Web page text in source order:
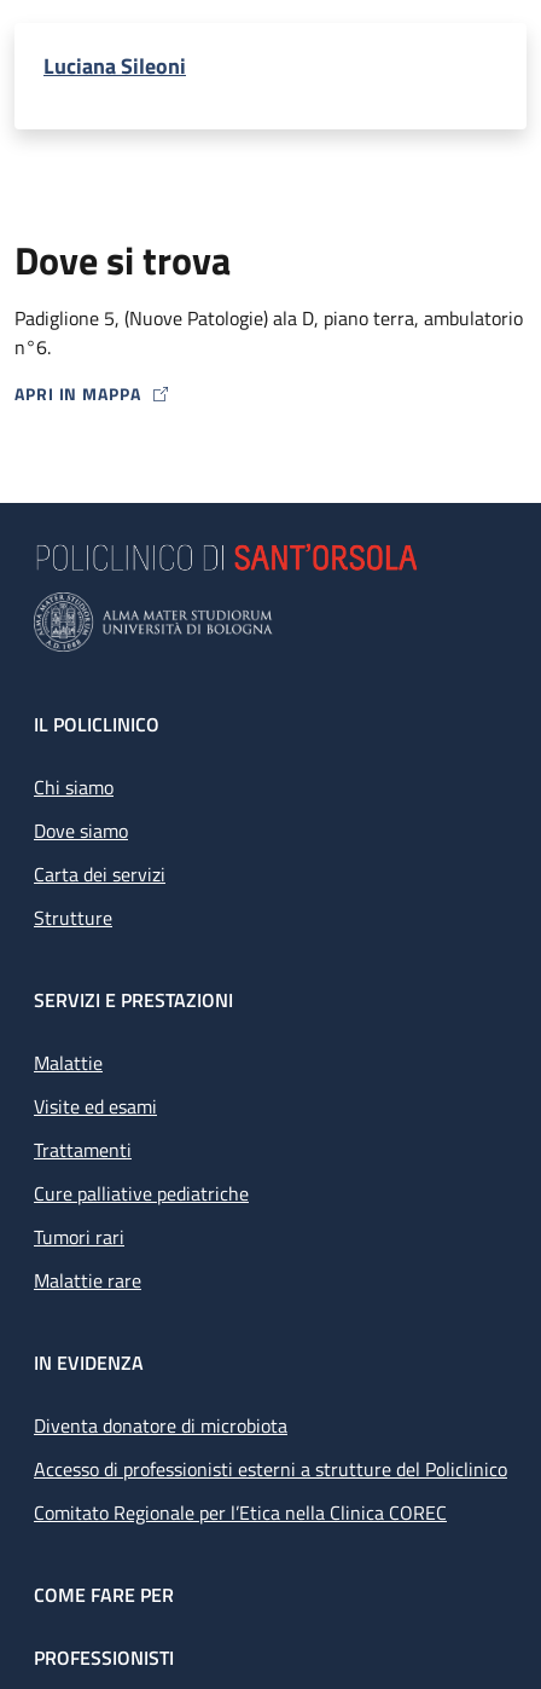
Luciana Sileoni
Dove si trova
Padiglione 5, (Nuove Patologie) ala D, piano terra, ambulatorio
n°6.
APRI IN MAPPA
MAP ICON
Footer
IL POLICLINICO
Chi siamo
Dove siamo
Carta dei servizi
Strutture
SERVIZI E PRESTAZIONI
Malattie
Visite ed esami
Trattamenti
Cure palliative pediatriche
Tumori rari
Malattie rare
IN EVIDENZA
Diventa donatore di microbiota
Accesso di professionisti esterni a strutture del Policlinico
Comitato Regionale per l’Etica nella Clinica COREC
COME FARE PER
PROFESSIONISTI